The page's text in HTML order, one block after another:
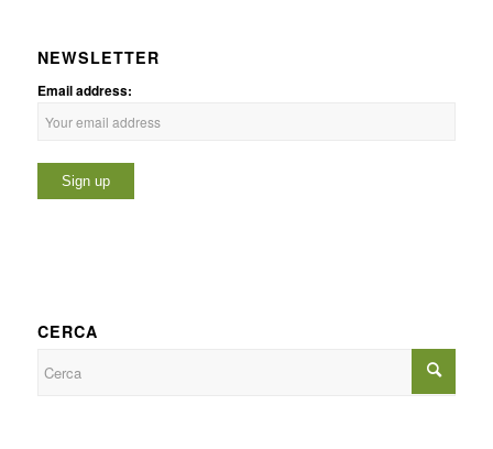
NEWSLETTER
Email address:
CERCA